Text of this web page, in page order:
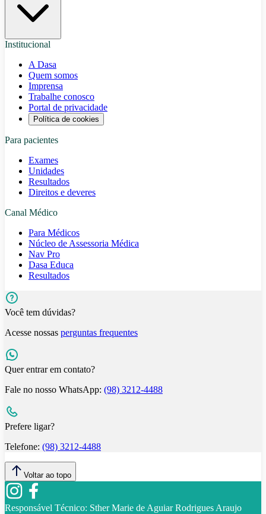
Institucional
A Dasa
Quem somos
Imprensa
Trabalhe conosco
Portal de privacidade
Política de cookies
Para pacientes
Exames
Unidades
Resultados
Direitos e deveres
Canal Médico
Para Médicos
Núcleo de Assessoria Médica
Nav Pro
Dasa Educa
Resultados
Você tem dúvidas?
Acesse nossas perguntas frequentes
Quer entrar em contato?
Fale no nosso WhatsApp: (98) 3212-4488
Prefere ligar?
Telefone: (98) 3212-4488
Voltar ao topo
Responsável Técnico: Sther Marie de Aguiar Rodrigues Araujo